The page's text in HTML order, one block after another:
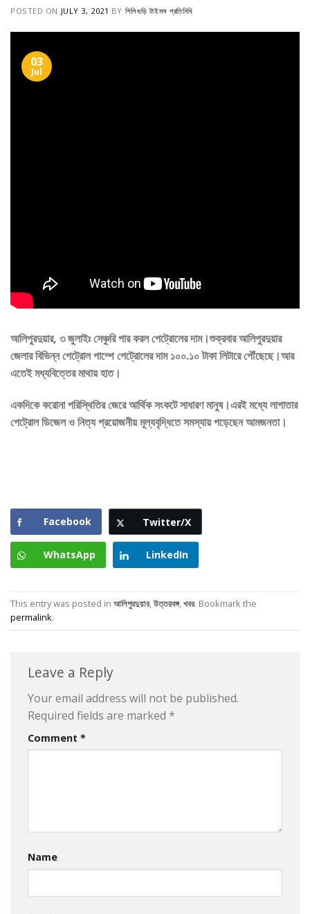
POSTED ON JULY 3, 2021 BY শিলিগুড়ি টাইমস প্রতিনিধি
03
Jul
আলিপুরদুয়ার, ৩ জুলাইঃ সেঞ্চুরি পার করল পেট্রোলের দাম।শুক্রবার আলিপুরদুয়ার
জেলার বিভিন্ন পেট্রোল পাম্পে পেট্রোলের দাম ১০০.১০ টাকা লিটারে পৌঁছেছে।আর
এতেই মধ্যবিত্তের মাথায় হাত।
একদিকে করোনা পরিস্থিতির জেরে আর্থিক সংকটে সাধারণ মানুষ।এরই মধ্যে লাগাতার
পেট্রোল ডিজেল ও নিত্য প্রয়োজনীয় মূল্যবৃদ্ধিতে সমস্যায় পড়েছেন আমজনতা।
Facebook Twitter/X
WhatsApp LinkedIn
This entry was posted in আলিপুরদুয়ার,উত্তরবঙ্গ,খবর. Bookmark the
permalink.
Leave a Reply
Your email address will not be published.
Required fields are marked *
Comment *
Name